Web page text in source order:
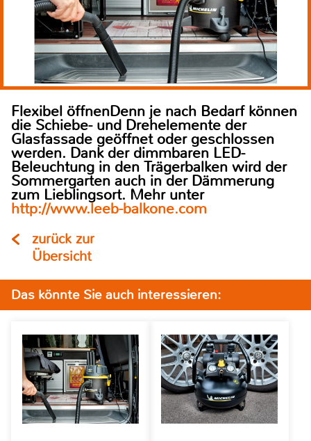
Flexibel öffnenDenn je nach Bedarf können
die Schiebe- und Drehelemente der
Glasfassade geöffnet oder geschlossen
werden. Dank der dimmbaren LED-
Beleuchtung in den Trägerbalken wird der
Sommergarten auch in der Dämmerung
zum Lieblingsort. Mehr unter
http://www.leeb-balkone.com
zurück zur
Übersicht
Das könnte Sie auch interessieren: